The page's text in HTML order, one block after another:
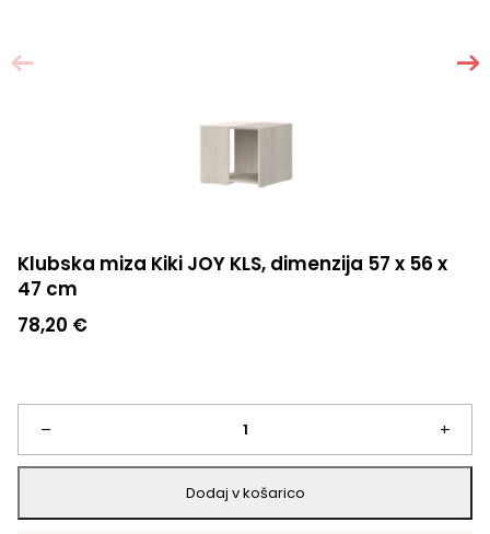
Klubska miza Kiki JOY KLS, dimenzija 57 x 56 x
47 cm
78,20 €
–
Klubska
miza
Kiki
+
Dodaj v košarico